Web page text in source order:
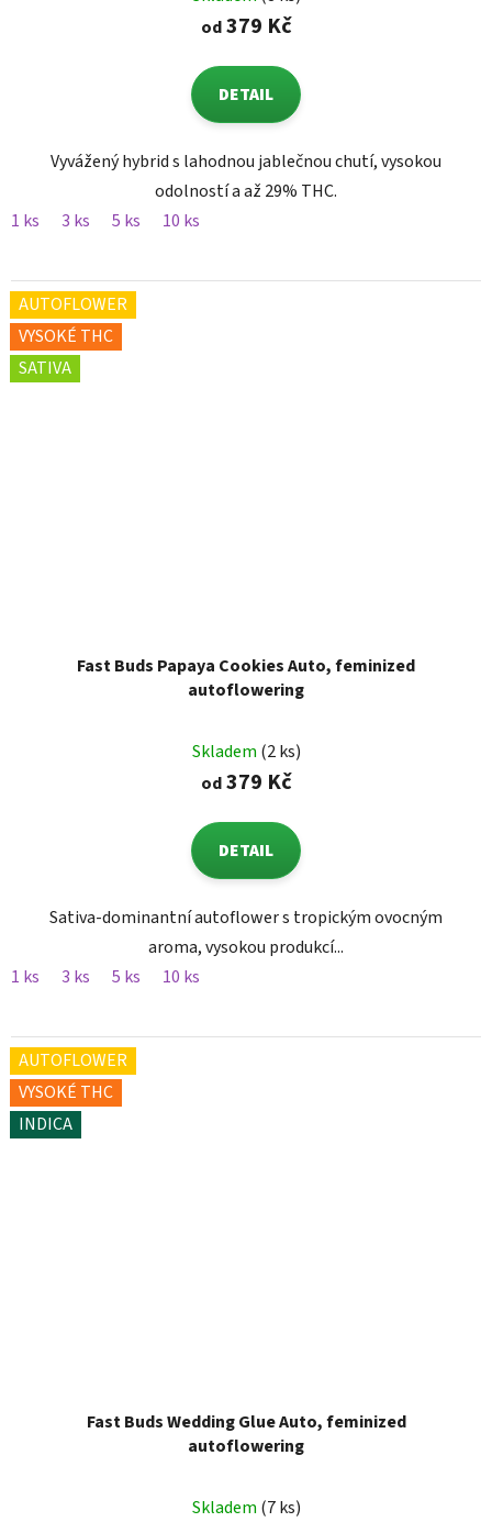
od379 Kč
DETAIL
Vyvážený hybrid s lahodnou jablečnou chutí, vysokou
odolností a až 29% THC.
1 ks
3 ks 5 ks 10 ks
AUTOFLOWER
VYSOKÉ THC
SATIVA
Fast Buds Papaya Cookies Auto, feminized
autoflowering
Skladem (2 ks)
od379 Kč
DETAIL
Sativa-dominantní autoflower s tropickým ovocným
aroma, vysokou produkcí...
1 ks
3 ks 5 ks 10 ks
AUTOFLOWER
VYSOKÉ THC
INDICA
Fast Buds Wedding Glue Auto, feminized
autoflowering
Skladem (7 ks)